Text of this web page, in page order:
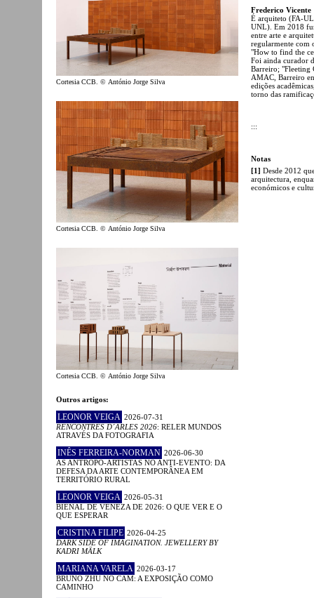
Cortesia CCB. © António Jorge Silva
Cortesia CCB. © António Jorge Silva
Cortesia CCB. © António Jorge Silva
Outros artigos:
LEONOR VEIGA 2026-07-31
RENCONTRES D´ARLES 2026: RELER MUNDOS
ATRAVÉS DA FOTOGRAFIA
INÊS FERREIRA-NORMAN 2026-06-30
AS ANTROPO-ARTISTAS NO ANTI-EVENTO: DA
DEFESA DA ARTE CONTEMPORÂNEA EM
TERRITÓRIO RURAL
LEONOR VEIGA 2026-05-31
BIENAL DE VENEZA DE 2026: O QUE VER E O
QUE ESPERAR
CRISTINA FILIPE 2026-04-25
DARK SIDE OF IMAGINATION. JEWELLERY BY
KADRI MÄLK
MARIANA VARELA 2026-03-17
BRUNO ZHU NO CAM: A EXPOSIÇÃO COMO
CAMINHO
Frederico Vicente
É arquiteto (FA-
UNL). Em 2018
entre arte e
regularmente com
"How to find the
Foi ainda curador
Barreiro; "Fleeting
AMAC, Barreiro
edições
torno das
:::
Notas
[1] Desde 2012
arquitectura,
económicos e